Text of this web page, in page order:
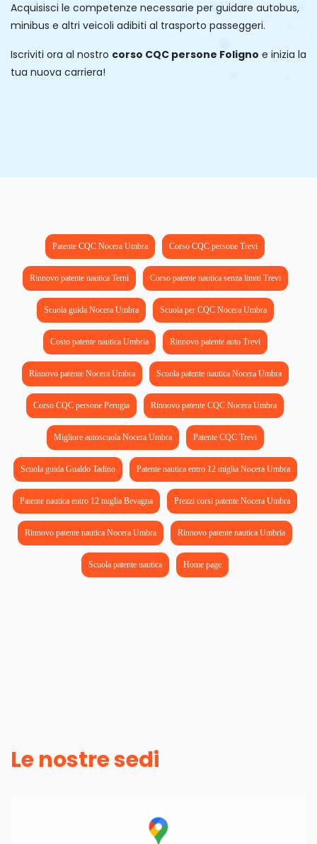
Acquisisci le competenze necessarie per guidare autobus,
minibus e altri veicoli adibiti al trasporto passeggeri.
Iscriviti ora al nostro corso CQC persone Foligno e inizia la
tua nuova carriera!
Patente CQC Nocera Umbra Corso CQC persone Trevi
Rinnovo patente nautica Terni Corso patente nautica senza limiti Trevi
Scuola guida Nocera Umbra Scuola per CQC Nocera Umbra
Costo patente nautica Umbria Rinnovo patente auto Trevi
Rinnovo patente Nocera Umbra Scuola patente nautica Nocera Umbra
Corso CQC persone Perugia Rinnovo patente CQC Nocera Umbra
Migliore autoscuola Nocera Umbra Patente CQC Trevi
Scuola guida Gualdo Tadino Patente nautica entro 12 miglia Nocera Umbra
Patente nautica entro 12 miglia Bevagna Prezzi corsi patente Nocera Umbra
Rinnovo patente nautica Nocera Umbra Rinnovo patente nautica Umbria
Scuola patente nautica Home page
Le nostre sedi